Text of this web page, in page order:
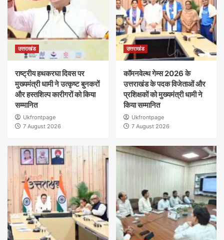
उत्तराखंड
राष्ट्रीय हथकरघा दिवस पर
मुख्यमंत्री धामी ने उत्कृष्ट बुनकरों
और हस्तशिल्प कारीगरों को किया
सम्मानित
Ukfrontpage
7 August 2026
उत्तराखंड
कॉमनवेल्थ गेम्स 2026 के
उत्तराखंड के पदक विजेताओं और
प्रशिक्षकों को मुख्यमंत्री धामी ने
किया सम्मानित
Ukfrontpage
7 August 2026